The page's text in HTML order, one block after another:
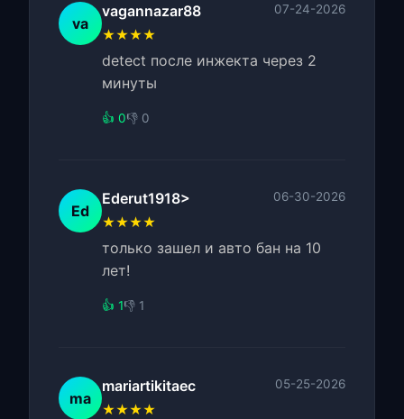
va
vagannazar88 07-24-2026
★★★★
detect после инжекта через 2
минуты
👍 0👎 0
Ed
Ederut1918> 06-30-2026
★★★★
только зашел и авто бан на 10
лет!
👍 1👎 1
ma
mariartikitaec 05-25-2026
★★★★